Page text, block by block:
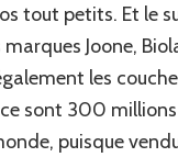
tout petits. Et le
Joone,
les
ce sont 300
puisque